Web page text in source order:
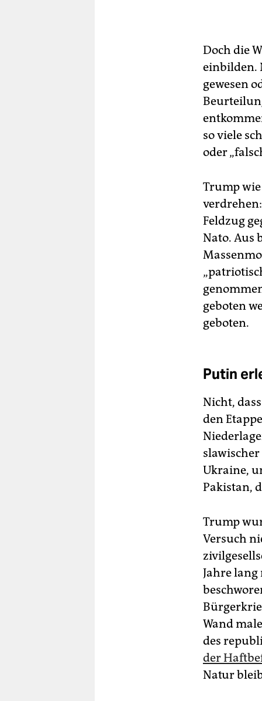
Doch die
einbilden.
gewesen
so viele
oder
Trump
Feldzug
Nato. Aus
geboten
geboten.
Putin
Nicht,
den
Ukraine,
Pakistan,
Trump
Versuch
Jahre
Wand
des
der
Natur